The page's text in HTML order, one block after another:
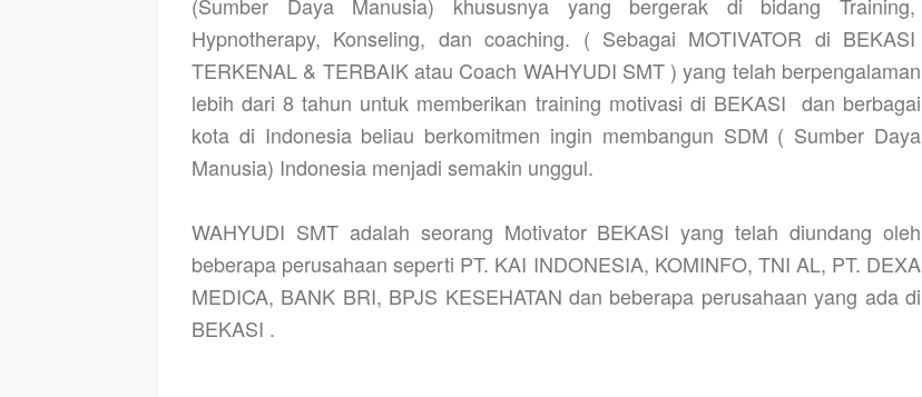
Hypnotherapy, Konseling, dan coaching. ( Sebagai MOTIVATOR di BEKASI
TERKENAL & TERBAIK atau Coach WAHYUDI SMT ) yang telah berpengalaman
lebih dari 8 tahun untuk memberikan training motivasi di BEKASI dan berbagai
kota di Indonesia beliau berkomitmen ingin membangun SDM ( Sumber Daya
Manusia) Indonesia menjadi semakin unggul.
WAHYUDI SMT adalah seorang Motivator BEKASI yang telah diundang oleh
beberapa perusahaan seperti PT. KAI INDONESIA, KOMINFO, TNI AL, PT. DEXA
MEDICA, BANK BRI, BPJS KESEHATAN dan beberapa perusahaan yang ada di
BEKASI .